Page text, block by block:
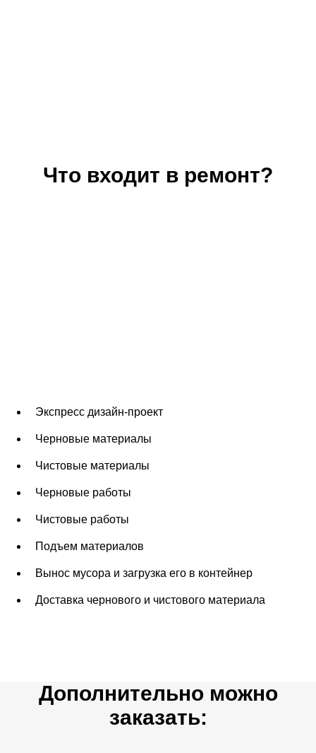
Что входит в ремонт?
Экспресс дизайн-проект
Черновые материалы
Чистовые материалы
Черновые работы
Чистовые работы
Подъем материалов
Вынос мусора и загрузка его в контейнер
Доставка чернового и чистового материала
Дополнительно можно
заказать: